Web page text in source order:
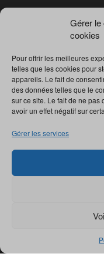
Gérer le
cookies
Pour offrir les meilleures
telles que les cookies pour
appareils. Le fait de
des données telles que le
sur ce site. Le fait de ne
avoir un effet négatif sur
Gérer les services